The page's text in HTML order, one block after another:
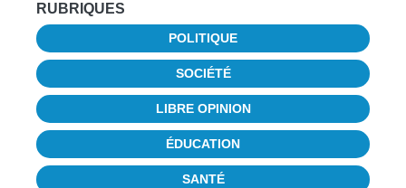
RUBRIQUES
POLITIQUE
SOCIÉTÉ
LIBRE OPINION
ÉDUCATION
SANTÉ